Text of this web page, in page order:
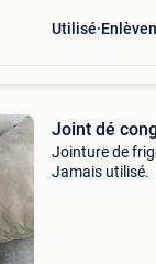
Utilisé
Joint dé
Jointure de
Jamais utilisé.